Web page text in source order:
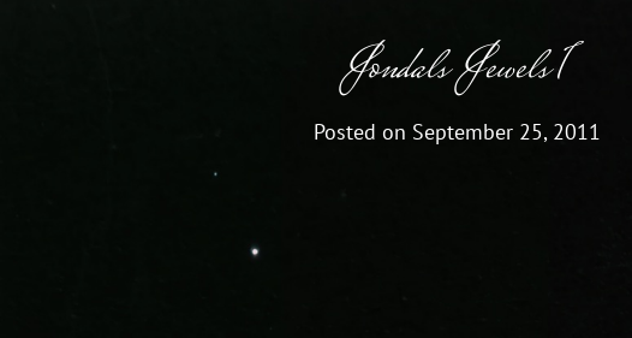
Jondals Jewels 1
Posted on September 25, 2011